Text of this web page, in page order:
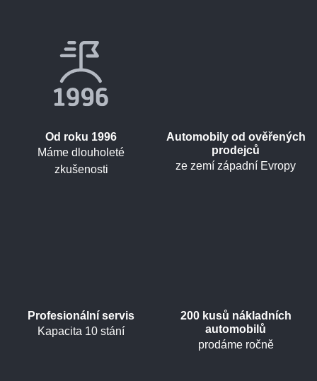
Od roku 1996
Máme dlouholeté
zkušenosti
Automobily od ověřených
prodejců
ze zemí západní Evropy
Profesionální servis
Kapacita 10 stání
200 kusů nákladních
automobilů
prodáme ročně